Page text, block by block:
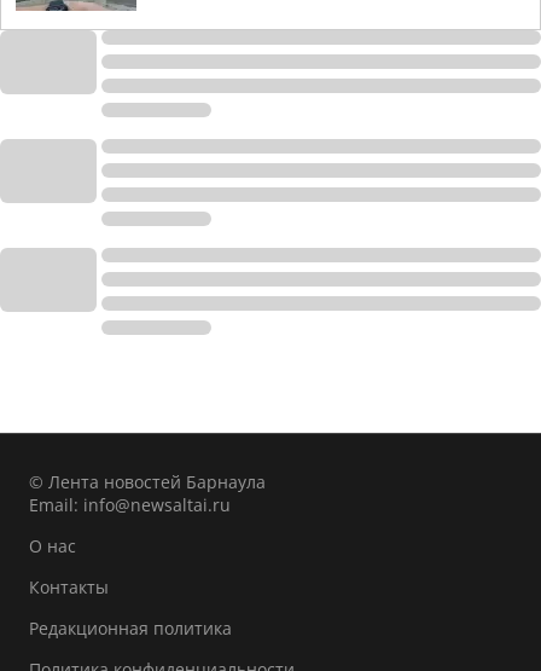
© Лента новостей Барнаула
Email: info@newsaltai.ru
О нас
Контакты
Редакционная политика